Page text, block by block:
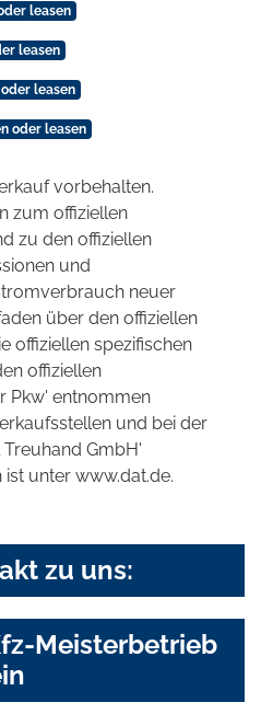
leasen
leasen
leasen
oder leasen
vorbehalten.
zum offiziellen
zu den offiziellen
und
neuer
über den offiziellen
offiziellen spezifischen
offiziellen
Pkw' entnommen
und bei der
GmbH'
unter www.dat.de.
zu uns:
Meisterbetrieb